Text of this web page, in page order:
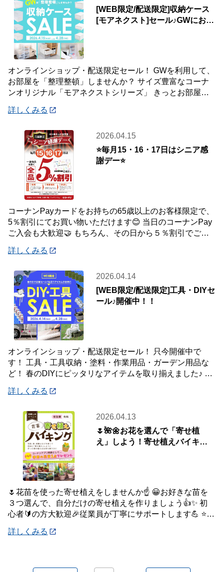
[WEB限定/配送限定]収納ケース
[モアネクスト]セール♪GWにお部
オンラインショップ・配送限定セール！ GWを利用して、
お部屋を「整理整頓」しませんか？ サイズ豊富なコーナ
ンオリジナル「モアネクストシリーズ」 きっとお部屋の
詳しくみる
2026.04.15
⭐毎月15・16・17日はシニア感
謝デー⭐
コーナンPayカードをお持ちの65歳以上のお客様限定で、
5％割引にてお買い物いただけます😊 当日のコーナンPay
ご入会も大歓迎🤝 もちろん、その日から５％割引でご利
詳しくみる
2026.04.14
[WEB限定/配送限定]工具・DIYセ
ール♪開催中！！
オンラインショップ・配送限定セール！ 只今開催中で
す！ 工具・工具収納・塗料・作業用品・ガーデン用品な
ど！ 春のDIYにピッタリなアイテムを取り揃えました♪ 商
詳しくみる
2026.04.13
🌷🌺🌼お花を選んで「寄せ植
え」しよう！寄せ植えバイキン
🌷花苗を使った寄せ植えをしませんか☝️ 😀お好きな苗を
３つ選んで、自分だけの寄せ植えを作りましょう👍✨ 初
心者🔰の方大歓迎🎉従業員が丁寧にサポートします💪 ⭐さ
詳しくみる